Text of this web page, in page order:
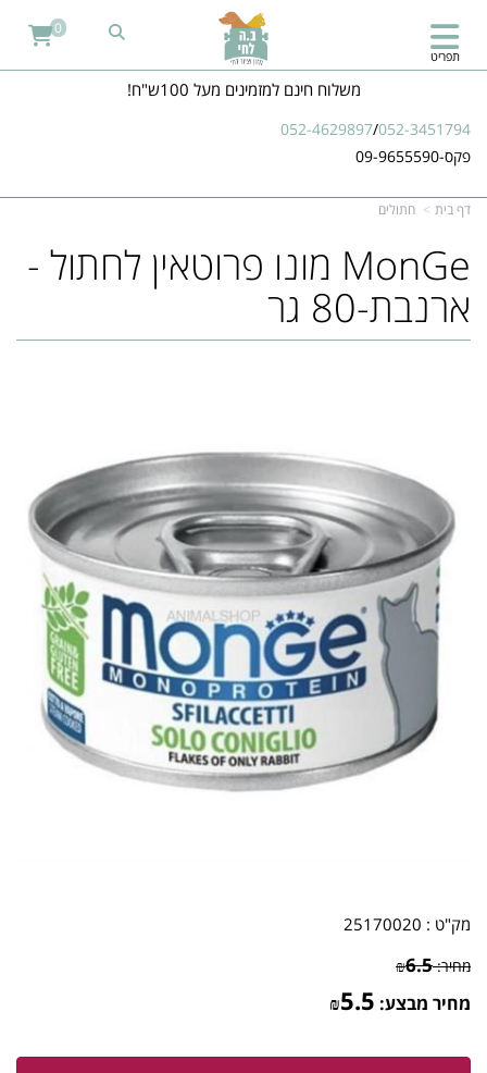
משלוח חינם למזמינים מעל 100ש"ח!
052-4629897/052-3451794
פקס-09-9655590
תפריט
0
דף בית חתולים
MonGe מונו פרוטאין לחתול -
ארנבת-80 גר
מק"ט : 25170020
מחיר: ₪6.5
מחיר מבצע: ₪5.5